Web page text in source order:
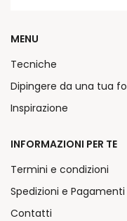
MENU
Tecniche
Dipingere da una tua
Inspirazione
INFORMAZIONI PER TE
Termini e condizioni
Spedizioni e Pagamenti
Contatti